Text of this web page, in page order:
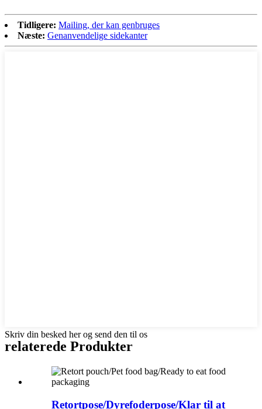
Tidligere: Mailing, der kan genbruges
Næste: Genanvendelige sidekanter
Skriv din besked her og send den til os
relaterede Produkter
Retortpose/Dyrefoderpose/Klar til at